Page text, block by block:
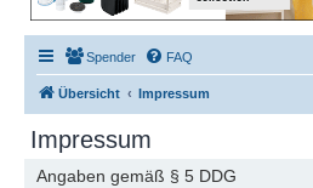
Spender FAQ
Übersicht Impressum
Impressum
Angaben gemäß § 5 DDG